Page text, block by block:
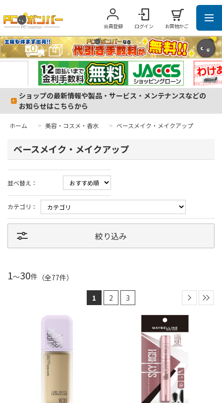
会員登録 ログイン お買物かご
ショップの最新情報や製品・サービス・メンテナンスなどの
お知らせはこちらから
ホーム > 美容・コスメ・香水 > ベースメイク・メイクアップ
ベースメイク・メイクアップ
並べ替え：
カテゴリ：
絞り込み
1～30件 （全77件）
1 2 3